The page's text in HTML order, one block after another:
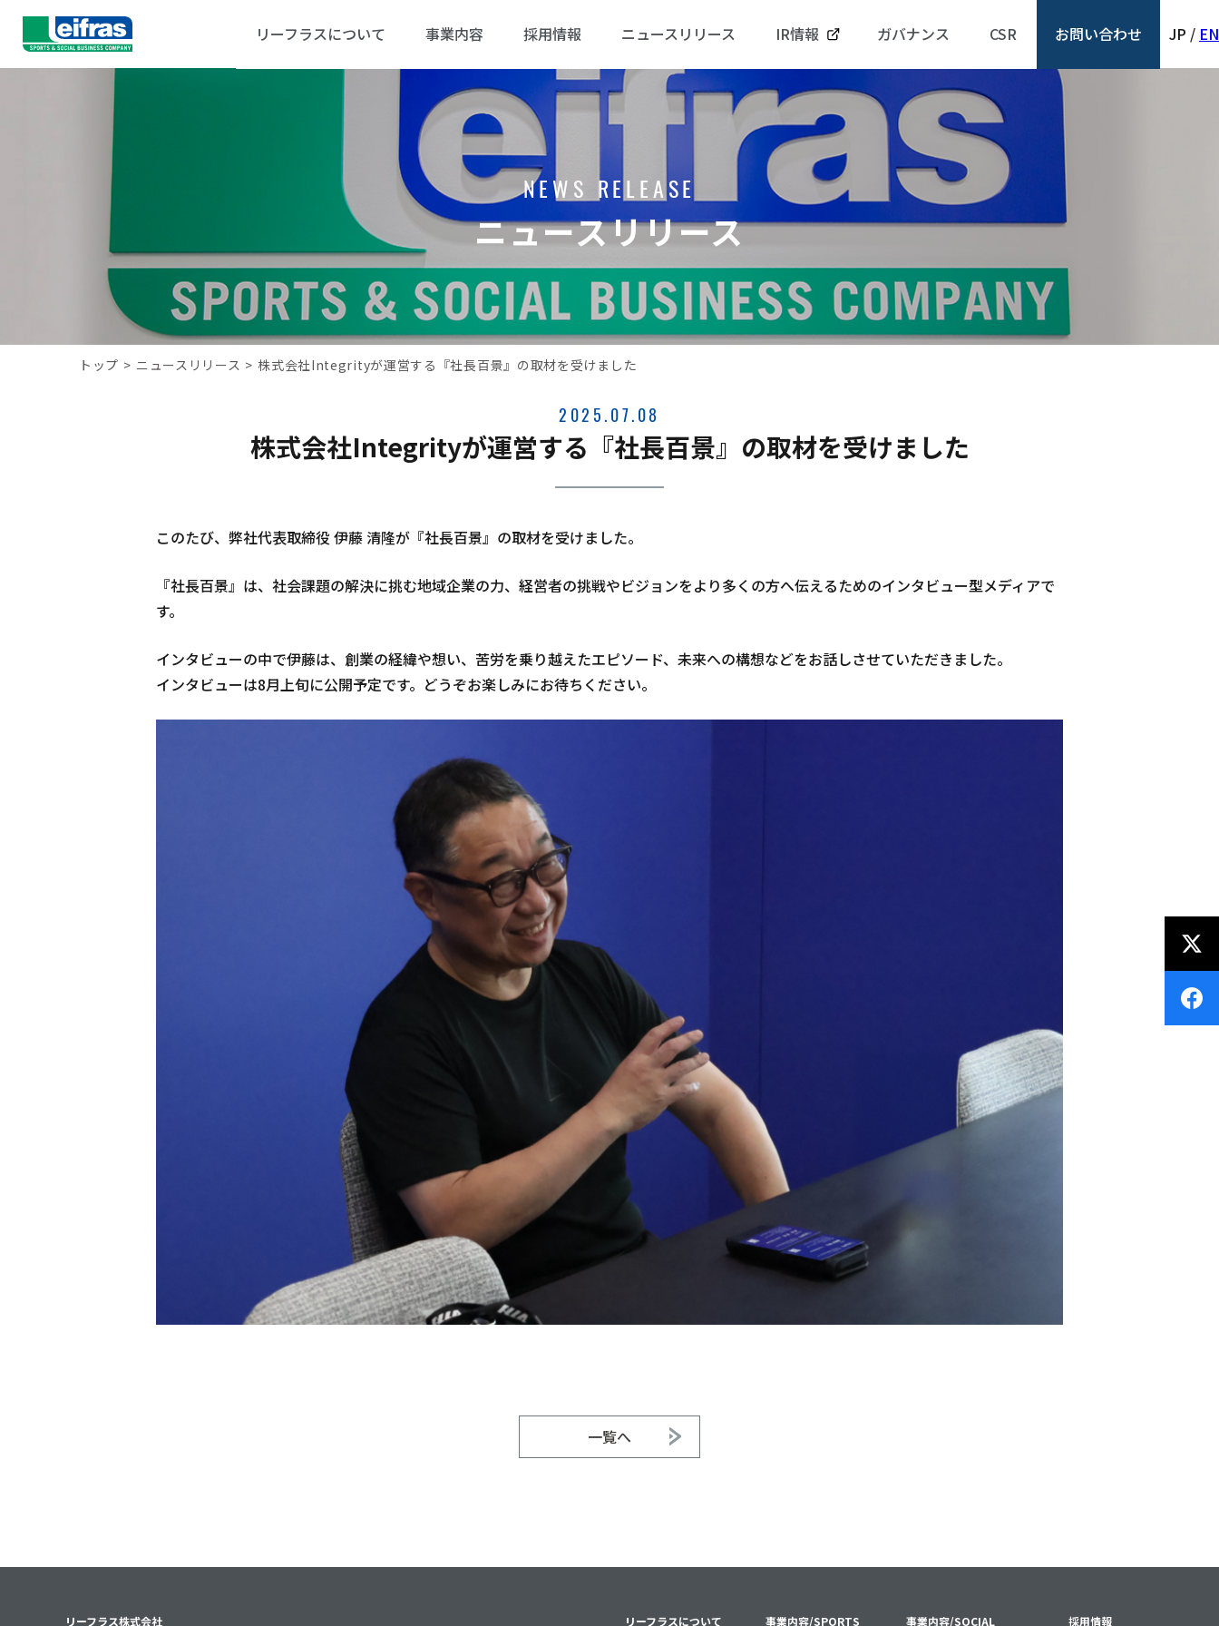
リーフラスについて 事業内容 採用情報 ニュースリリース IR情報 ガバナンス CSR お問い合わせ JP / EN
NEWS RELEASE
ニュースリリース
トップ > ニュースリリース > 株式会社Integrityが運営する『社長百景』の取材を受けました
2025.07.08
株式会社Integrityが運営する『社長百景』の取材を受けました
このたび、弊社代表取締役 伊藤 清隆が『社長百景』の取材を受けました。
『社長百景』は、社会課題の解決に挑む地域企業の力、経営者の挑戦やビジョンをより多くの方へ伝えるためのインタビュー型メディアで
す。
インタビューの中で伊藤は、創業の経緯や想い、苦労を乗り越えたエピソード、未来への構想などをお話しさせていただきました。
インタビューは8月上旬に公開予定です。どうぞお楽しみにお待ちください。
一覧へ
リーフラス株式会社 リーフラスについて 事業内容/SPORTS 事業内容/SOCIAL 採用情報